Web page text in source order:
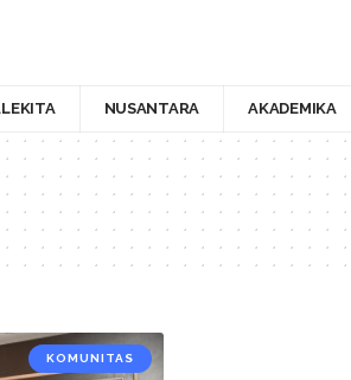
NUSANTARA AKADEMIKA
KOMUNITAS